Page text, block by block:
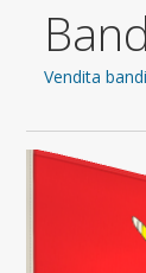
Vendita